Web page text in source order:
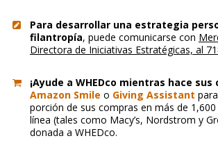
Para desarrollar una estrategia
filantropía, puede comunicarse con
Directora de Iniciativas Estratégicas, al
¡Ayude a WHEDco mientras hace sus
Amazon Smile o Giving Assistant
porción de sus compras en más de
línea (tales como Macy’s, Nordstrom y
donada a WHEDco.